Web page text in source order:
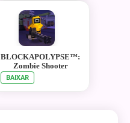
BLOCKAPOLYPSE™:
Zombie Shooter
BAIXAR